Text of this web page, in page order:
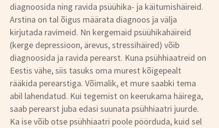
diagnoosida ning ravida psüühika- ja käitumishäireid.
Arstina on tal õigus määrata diagnoos ja välja
kirjutada ravimeid. Nn kergemaid psüühikahäireid
(kerge depressioon, ärevus, stressihäired) võib
diagnoosida ja ravida perearst. Kuna psühhiaatreid on
Eestis vähe, siis tasuks oma murest kõigepealt
rääkida perearstiga. Võimalik, et mure saabki tema
abil lahendatud. Kui tegemist on keerukama häirega,
saab perearst juba edasi suunata psühhiaatri juurde.
Ka ise võib otse psühhiaatri poole pöörduda, kuid sel